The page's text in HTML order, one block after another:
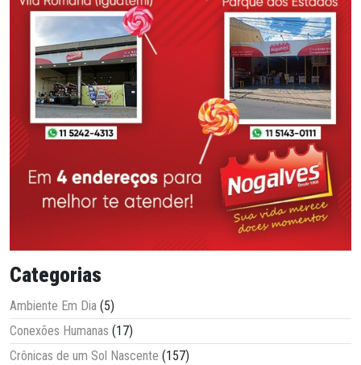
Categorias
Ambiente Em Dia (5)
Conexões Humanas (17)
Crônicas de um Sol Nascente (157)